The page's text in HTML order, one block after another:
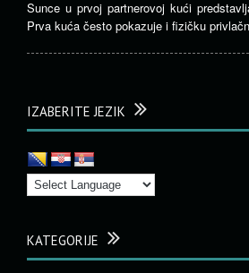
Sunce u prvoj partnerovoj kući
Prva kuća često pokazuje i fizičku
IZABERITE JEZIK
KATEGORIJE